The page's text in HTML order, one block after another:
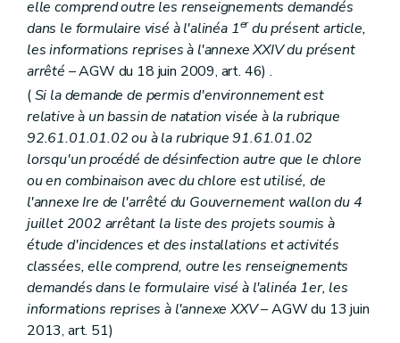
elle comprend outre les renseignements demandés
dans le formulaire visé à l'alinéa 1erdu présent article,
les informations reprises à l'annexe XXIV du présent
arrêté – AGW du 18 juin 2009, art. 46) .
(Si la demande de permis d'environnement est
relative à un bassin de natation visée à la rubrique
92.61.01.01.02 ou à la rubrique 91.61.01.02
lorsqu'un procédé de désinfection autre que le chlore
ou en combinaison avec du chlore est utilisé, de
l'annexe Ire de l'arrêté du Gouvernement wallon du 4
juillet 2002 arrêtant la liste des projets soumis à
étude d'incidences et des installations et activités
classées, elle comprend, outre les renseignements
demandés dans le formulaire visé à l'alinéa 1er, les
informations reprises à l'annexe XXV– AGW du 13 juin
2013, art. 51)